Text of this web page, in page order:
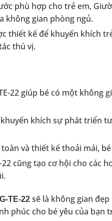
phù hợp cho trẻ em,
không gian phòng ngủ.
thiết kế để khuyến khích
thú vị.
22 giúp bé có một không
khích sự phát triển
và thiết kế thoải mái,
22 cũng tạo cơ hội cho các
TE-22 sẽ là không gian
phúc cho bé yêu của bạn